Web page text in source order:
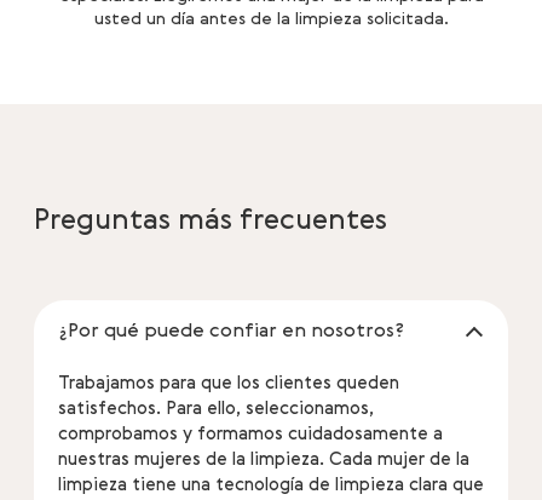
usted un día antes de la limpieza solicitada.
Preguntas más frecuentes
¿Por qué puede confiar en nosotros?
Trabajamos para que los clientes queden
satisfechos. Para ello, seleccionamos,
comprobamos y formamos cuidadosamente a
nuestras mujeres de la limpieza. Cada mujer de la
limpieza tiene una tecnología de limpieza clara que